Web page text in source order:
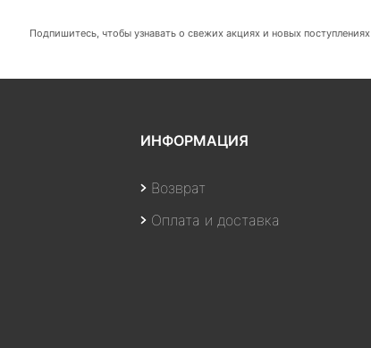
Подпишитесь, чтобы узнавать о свежих акциях и новых поступлениях
ИНФОРМАЦИЯ
Возврат
Оплата и доставка